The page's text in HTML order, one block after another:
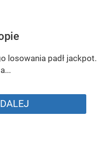
losowania padł jackpot.